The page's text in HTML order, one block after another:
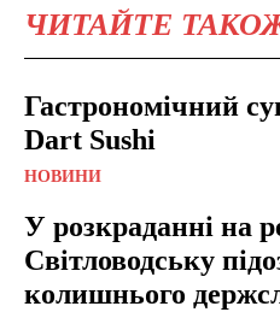
ЧИТАЙТЕ
Гастрономічний
Dart Sushi
НОВИНИ
У розкраданні на
Світловодську
колишнього